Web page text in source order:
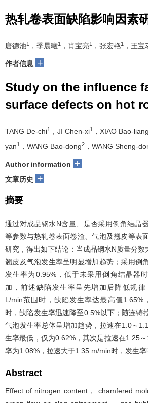
热轧卷表面缺陷影响因素
唐德池1 ，季晨曦1 ，肖宝亮1 ，张宏艳1 ，王宝
作者信息 +
Study on the influence
surface defects on hot
TANG De-chi1 ，JI Chen-xi1 ，XIAO Bao-liang
yan1 ，WANG Bao-dong2 ，WANG Sheng-
Author information +
文章历史 +
摘要
通过对成品钢水N含量、是否采用倒角结晶
等参数与热轧卷表面卷渣、气泡及翘皮等表
研究，得出如下结论：当成品钢水N质量分数
翘皮及气泡发生率呈明显增加趋势；采用倒
发生率为0.95%，低于未采用倒角结晶器
加，前述缺陷发生率呈先增加后降低规
L/min范围时，缺陷发生率达最高值1.65%
时，缺陷发生率迅速降至0.5%以下；随连铸
气泡发生率总体呈增加趋势，拉速在1.0～
生率最低，仅为0.62%，其次是拉速在1.25
率为1.08%，拉速大于1.35 m/min时，发生率
Abstract
Effect of nitrogen content， chamfered